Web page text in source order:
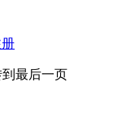
最后一页